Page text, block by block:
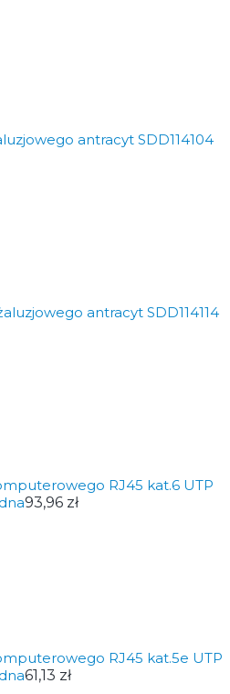
antracyt SDD114104
antracyt SDD114114
RJ45 kat.6 UTP
93,96 zł
RJ45 kat.5e UTP
61,13 zł